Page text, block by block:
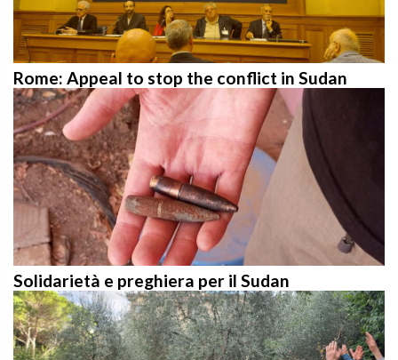
Rome: Appeal to stop the conflict in Sudan
Solidarietà e preghiera per il Sudan